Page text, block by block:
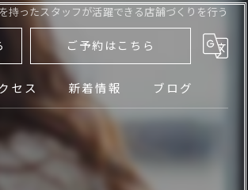
持ったスタッフが活躍できる店舗づくりを行う
ご予約はこちら
セス 新着情報 ブログ